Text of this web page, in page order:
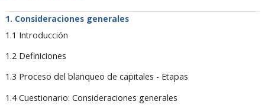
Consideraciones generales
1.1 Introducción
1.2 Definiciones
1.3 Proceso del blanqueo de capitales - Etapas
1.4 Cuestionario: Consideraciones generales